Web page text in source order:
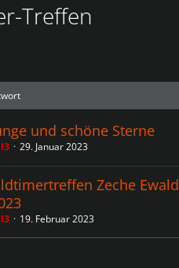
Treffen
und schöne Sterne
29. Januar 2023
Zeche Ewald
19. Februar 2023